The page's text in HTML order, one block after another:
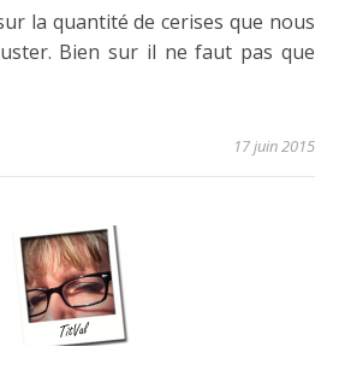
la quantité de cerises que nous
Bien sur il ne faut pas que
17 juin 2015